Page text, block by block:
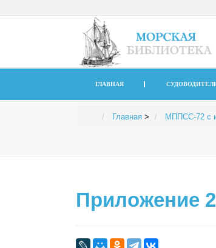
ГЛАВНАЯ
Главная > МППСС-72 с
Приложение 2